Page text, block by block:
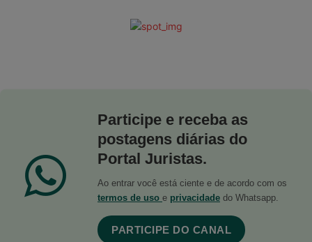
Participe e receba as
postagens diárias do
Portal Juristas.
Ao entrar você está ciente e de acordo com os
termos de uso e privacidade do Whatsapp.
PARTICIPE DO CANAL